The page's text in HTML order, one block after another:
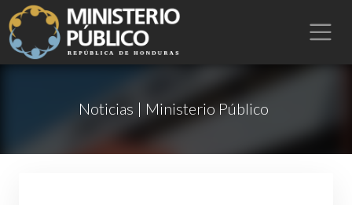
Noticias | Ministerio Público